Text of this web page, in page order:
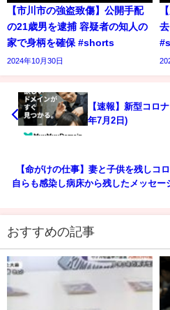
【市川市の強盗致傷】公開手配
の21歳男を逮捕 容疑者の知人の
家で身柄を確保 #shorts
2024年10月30日
【速報】新型コロ
年7月2日)
【命がけの仕事】妻と子供を残しコ
自らも感染し病床から残したメッセー
おすすめの記事